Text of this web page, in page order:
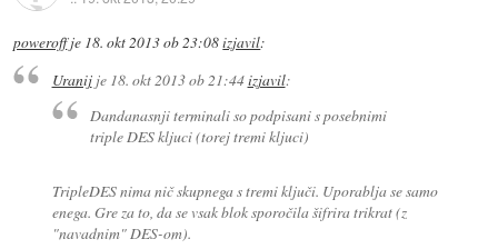
poweroffje 18. okt 2013 ob 23:08izjavil:
Uranijje 18. okt 2013 ob 21:44izjavil:
Dandanasnji terminali so podpisani s posebnimi
triple DES kljuci (torej tremi kljuci)
TripleDES nima nič skupnega s tremi ključi. Uporablja se samo
enega. Gre za to, da se vsak blok sporočila šifrira trikrat (z
"navadnim" DES-om).